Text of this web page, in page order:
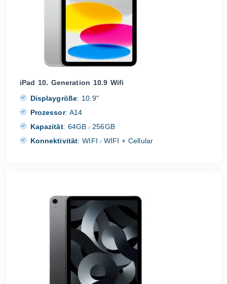
iPad 10. Generation 10.9 Wifi
Displaygröße: 10.9"
Prozessor: A14
Kapazität: 64GB/ 256GB
Konnektivität: WIFI /WIFI + Cellular